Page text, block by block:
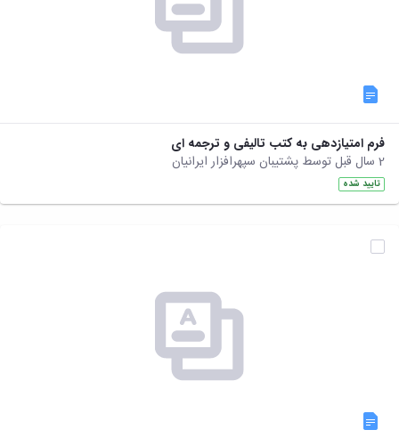
فرم امتیازدهی به کتب تالیفی و ترجمه ای
تایید شده